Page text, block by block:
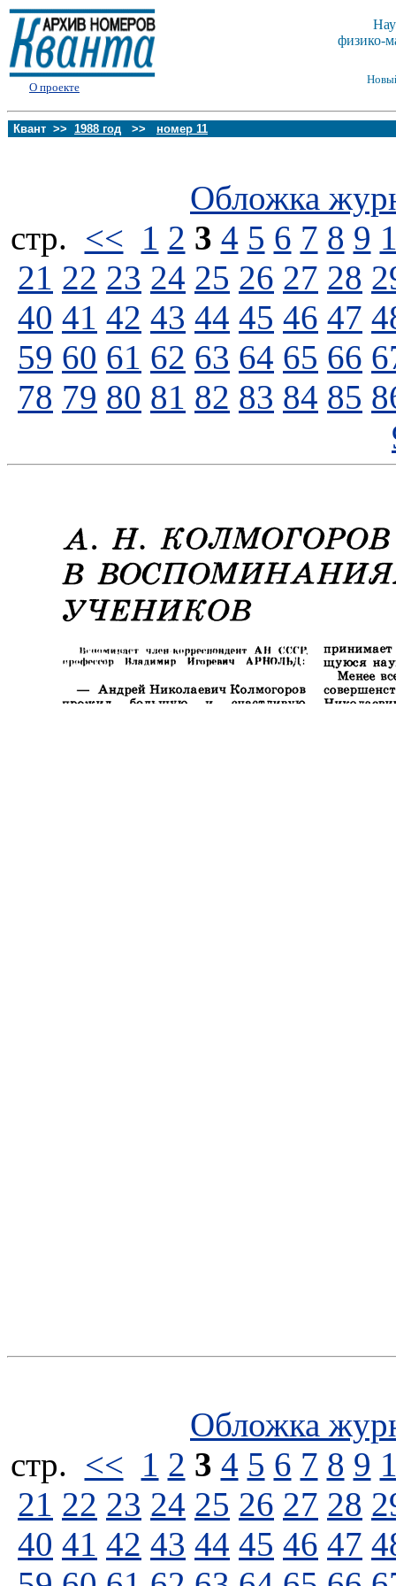
О проекте
физико-
Квант >> 1988 год >> номер 11
Обложка
стp. << 1 2 3 4 5 6 7 8 9
21 22 23 24 25 26 27 28
40 41 42 43 44 45 46 47
59 60 61 62 63 64 65 66
78 79 80 81 82 83 84 85
Обложка
стp. << 1 2 3 4 5 6 7 8 9
21 22 23 24 25 26 27 28
40 41 42 43 44 45 46 47